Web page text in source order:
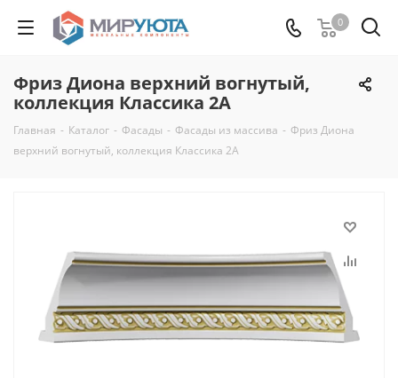
0
Фриз Диона верхний вогнутый,
коллекция Классика 2А
Главная - Каталог - Фасады - Фасады из массива - Фриз Диона
верхний вогнутый, коллекция Классика 2А